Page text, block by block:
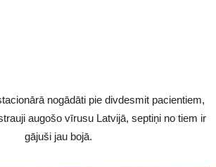
nogādāti pie divdesmit pacientiem,
augošo vīrusu Latvijā, septiņi no tiem ir
gājuši jau bojā.